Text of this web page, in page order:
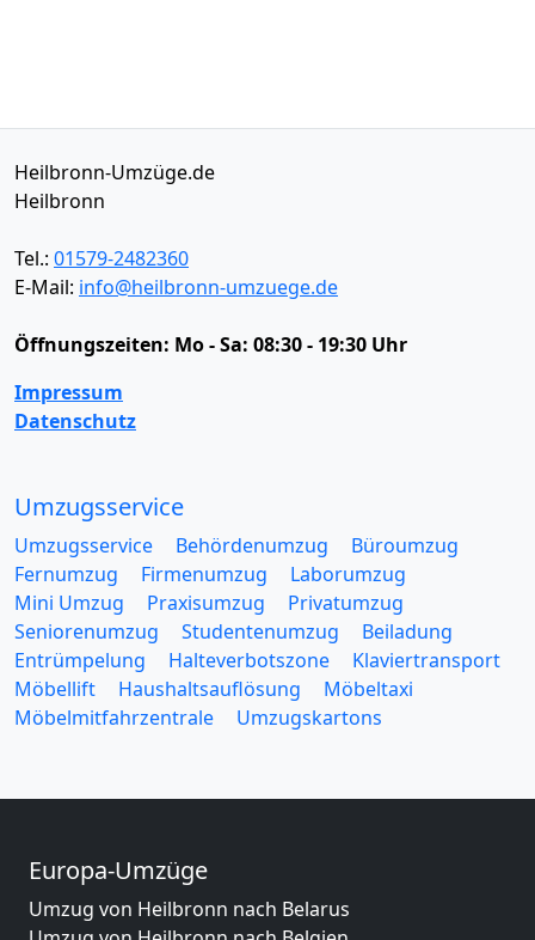
Heilbronn-Umzüge.de
Heilbronn
Tel.: 01579-2482360
E-Mail: info@heilbronn-umzuege.de
Öffnungszeiten: Mo - Sa: 08:30 - 19:30 Uhr
Impressum
Datenschutz
Umzugsservice
Umzugsservice Behördenumzug
Büroumzug
Fernumzug
Firmenumzug
Laborumzug
Mini Umzug
Praxisumzug
Privatumzug
Seniorenumzug
Studentenumzug
Beiladung
Entrümpelung
Halteverbotszone
Klaviertransport
Möbellift
Haushaltsauflösung
Möbeltaxi
Möbelmitfahrzentrale
Umzugskartons
Europa-Umzüge
Umzug von Heilbronn nach Belarus